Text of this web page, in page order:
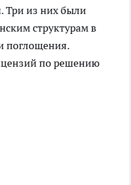
Три из них были
структурам в
поглощения.
по решению